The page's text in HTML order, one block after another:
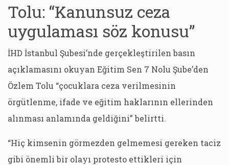
Tolu: “Kanunsuz ceza
uygulaması söz konusu”
İHD İstanbul Şubesi’nde gerçekleştirilen basın
açıklamasını okuyan Eğitim Sen 7 Nolu Şube’den
Özlem Tolu “çocuklara ceza verilmesinin
örgütlenme, ifade ve eğitim haklarının ellerinden
alınması anlamında geldiğini” belirtti.
“Hiç kimsenin görmezden gelmemesi gereken taciz
gibi önemli bir olayı protesto ettikleri için